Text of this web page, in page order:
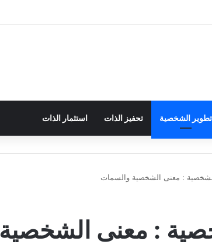
تطوير الشخصية تحفيز الذات استثمار الذات
: معنى الشخصية والسمات
: معنى الشخصية